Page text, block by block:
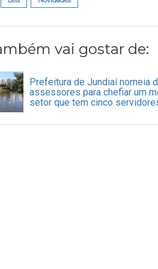
vai gostar de:
Prefeitura de Jundiaí nomeia
assessores para chefiar um
setor que tem cinco